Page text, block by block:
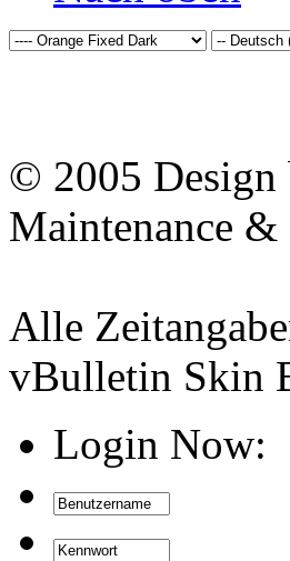
© 2005 Design
Maintenance
Alle
vBulletin Skin
Login Now: